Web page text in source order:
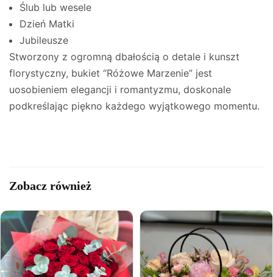
Ślub lub wesele
Dzień Matki
Jubileusze
Stworzony z ogromną dbałością o detale i kunszt
florystyczny, bukiet “Różowe Marzenie” jest
uosobieniem elegancji i romantyzmu, doskonale
podkreślając piękno każdego wyjątkowego momentu.
Zobacz również